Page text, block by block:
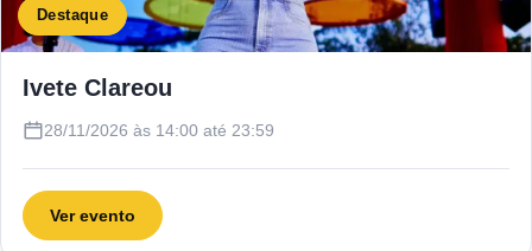
Destaque
Ivete Clareou
28/11/2026 às 14:00 até 23:59
Ver evento